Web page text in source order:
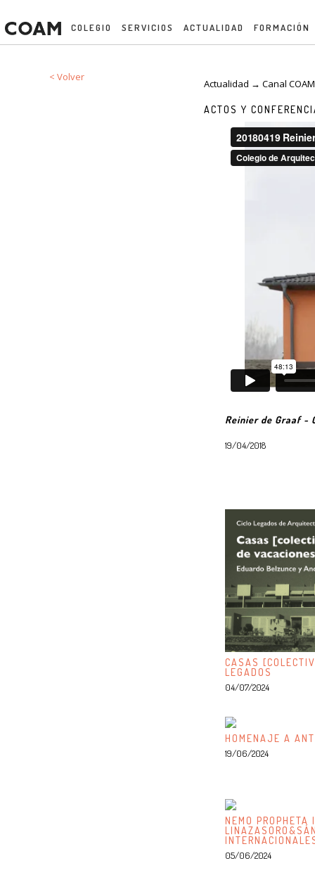
COLEGIO SERVICIOS ACTUALIDAD FORMACIÓN
< Volver
Actualidad → Canal
ACTOS Y
Reinier de Graaf -
19/04/2018
CASAS
LEGADOS
04/07/2024
HOMENAJE A
19/06/2024
NEMO PROPHETA
05/06/2024